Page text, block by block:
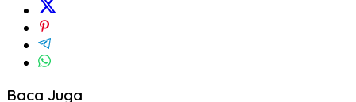
Baca Juga